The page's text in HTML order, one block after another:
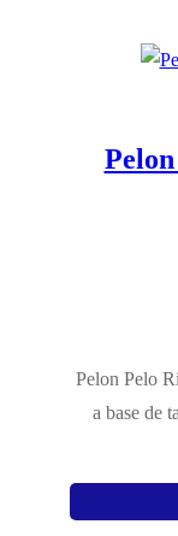
Pelon Pelo
a base de